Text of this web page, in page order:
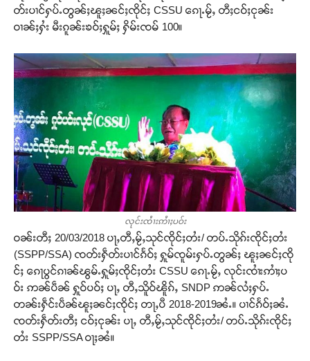
တ်းပၢင်ႁပ်ႉတွၼ်ႈၽူႈၼင်ႈၸိုင်ႈ CSSU ၵေႃႉမႂ်ႇ တီႈငဝ်ႈငုၼ်း
ဝၢၼ်ႈႁႆး မီးၵူၼ်းၶဝ်ႈႁူမ်ႈ ႁိမ်းၸမ် 100။
လုင်းၸႆၢးဢႆၢႈပဝ်း
ဝၼ်းတီႈ 20/03/2018 ပႃႇတီႇမႂ်ႇသုင်ၸိုင်ႈတႆး/ တပ်ႉသိုၵ်းၸိုင်ႈတႆး
(SSPP/SSA) ၸတ်းႁဵတ်းပၢင်ၵႅဝ်ႈ ႁူမ်ၸူမ်းႁပ်ႉတွၼ်ႈ ၽူႈၼင်ႈၸို
င်ႈ ၵေႃပွင်ၵၢၼ်ၽွမ်ႉႁူမ်ႈၸိုင်ႈတႆး CSSU ၵေႃႉမႂ်ႇ လုင်းၸၢႆးဢၢႆႈပ
ဝ်း ဢၼ်ပဵၼ် ႁူဝ်ပဝ်ႈ ပႃႇ တီႇသိူဝ်ၽိူၵ်ႇ SNDP ဢၼ်လႆႈႁပ်ႉ
တၼ်းႁဵင်းပဵၼ်ၽူႈၼင်ႈၸိုင်ႈ တႃႇပီ 2018-2019ၼႆႉ။ ပၢင်ၵႅဝ်ႈၼႆႉ
ၸတ်းႁဵတ်းတီႈ ငဝ်ႈငုၼ်း ပႃႇ တီႇမႂ်ႇသုင်ၸိုင်ႈတႆး/ တပ်ႉသိုၵ်းၸိုင်ႈ
တႆး SSPP/SSA ဝႃႈၼႆ။